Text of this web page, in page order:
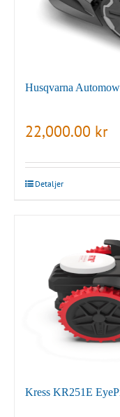
Husqvarna
22,000.00 kr
Detaljer
Kress KR251E